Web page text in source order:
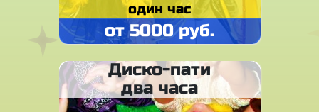
один час
от 5000 руб.
Диско-пати
два часа